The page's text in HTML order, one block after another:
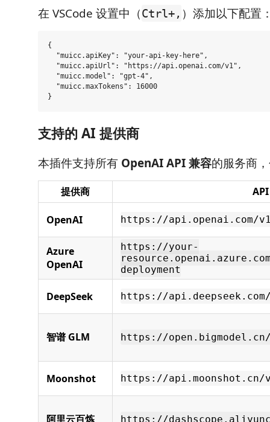
在 VSCode 设置中（Ctrl+, ）添加以下配置
{
  "muicc.apiKey": "your-api-key-here",
  "muicc.apiUrl": "https://api.openai.com/v1",
  "muicc.model": "gpt-4",
  "muicc.maxTokens": 16000
支持的 AI 提供商
本插件支持所有 OpenAI API 兼容的服务商
提供商
OpenAI https://api.openai.com/
Azure
OpenAI
https://your-
deployment
DeepSeek https://
智谱 GLM https://
Moonshot https://api.moonshot.cn/
阿里云百炼 https://